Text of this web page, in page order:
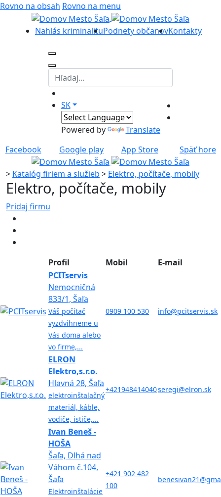
Rovno na obsah Rovno na menu
Nahlás kriminalituPodnety občanovKontakty
SK
Powered by
Translate
Facebook
Google play App Store Späť hore
> Katalóg firiem a služieb > Elektro, počítače, mobily
Elektro, počítače, mobily
Pridaj firmu
Profil Mobil
E-mail
PCITservis
Nemocničná
833/1, Šaľa
Váš počítač
vyzdvihneme u
Vás doma alebo
vo firme,...
0909 100 530 info@pcitservis.sk
ELRON
Elektro,s.r.o.
Hlavná 28, Šaľa
elektroinštalačný
materiál, káble,
vodiče, ističe,...
+421948414040seregi@elron.sk
Ivan Beneš -
HOŠA
Šaľa, Dlhá nad
Váhom č.104,
Šaľa
Elektroinštalácie
+421 902 482
100